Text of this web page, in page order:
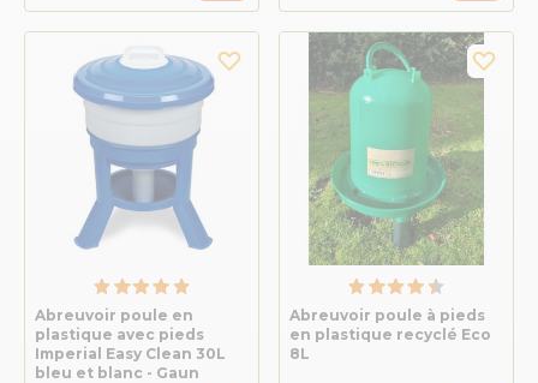
Abreuvoir poule en
plastique avec pieds
Imperial Easy Clean 30L
bleu et blanc - Gaun
Abreuvoir poule à pieds
en plastique recyclé Eco
8L